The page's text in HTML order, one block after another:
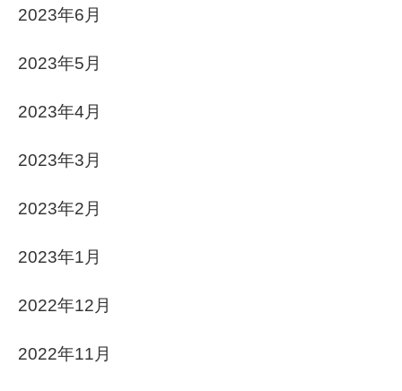
2023年6月
2023年5月
2023年4月
2023年3月
2023年2月
2023年1月
2022年12月
2022年11月